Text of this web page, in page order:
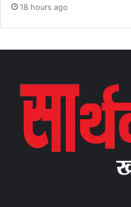
18 hours ago